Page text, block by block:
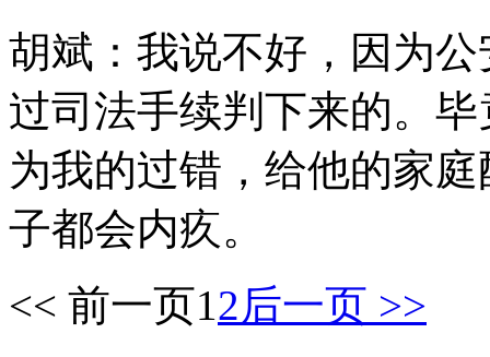
胡斌：我说不好，因为
过司法手续判下来的。
为我的过错，给他的家
子都会内疚。
<< 前一页12后一页 >>